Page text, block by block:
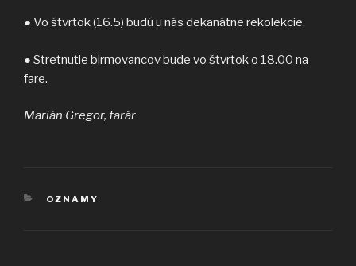
● Vo štvrtok (16.5) budú u nás dekanátne rekolekcie.
● Stretnutie birmovancov bude vo štvrtok o 18.00 na
fare.
Marián Gregor, farár
KATEGÓRIE
OZNAMY